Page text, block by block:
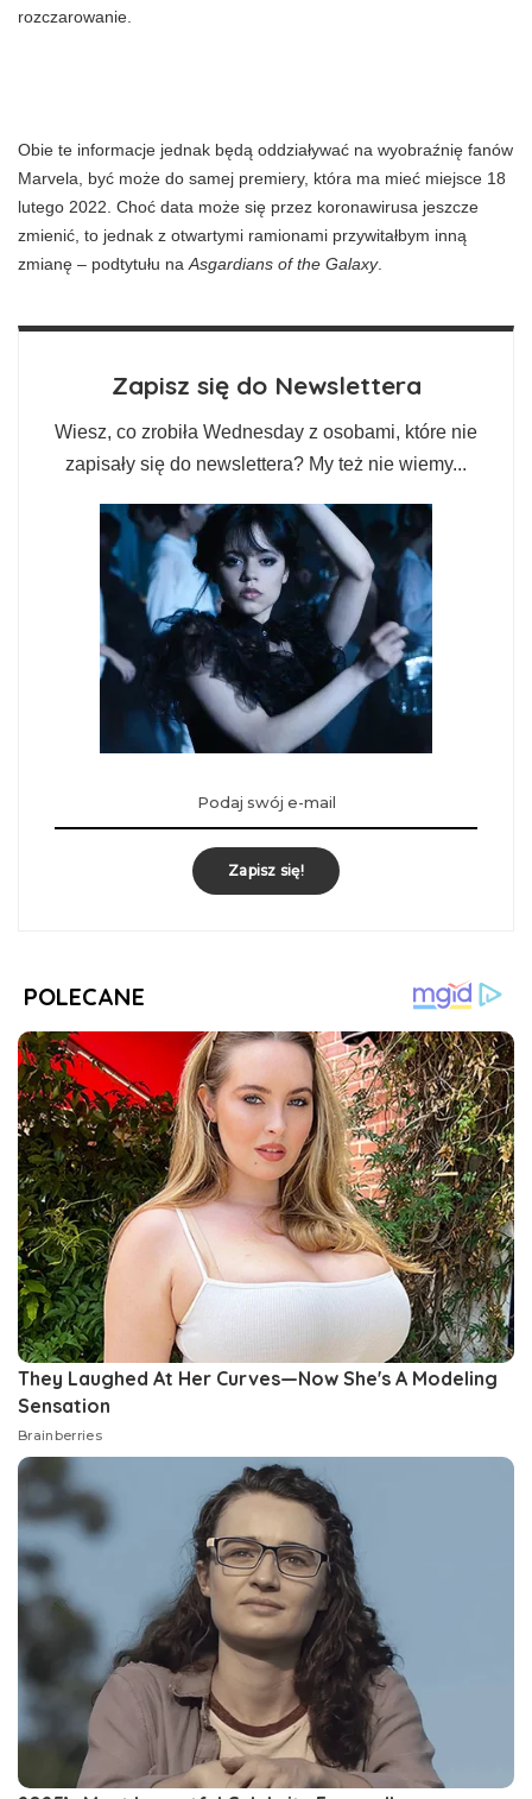
rozczarowanie.
Obie te informacje jednak będą oddziaływać na wyobraźnię fanów
Marvela, być może do samej premiery, która ma mieć miejsce 18
lutego 2022. Choć data może się przez koronawirusa jeszcze
zmienić, to jednak z otwartymi ramionami przywitałbym inną
zmianę – podtytułu na Asgardians of the Galaxy.
Zapisz się do Newslettera
Wiesz, co zrobiła Wednesday z osobami, które nie
zapisały się do newslettera? My też nie wiemy...
Zapisz się!